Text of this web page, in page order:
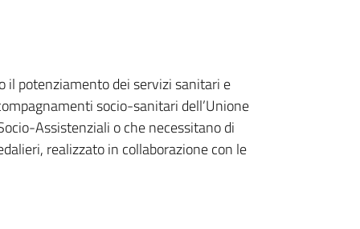
il potenziamento dei servizi sanitari e
socio-sanitari dell’Unione
Assistenziali o che necessitano di
realizzato in collaborazione con le